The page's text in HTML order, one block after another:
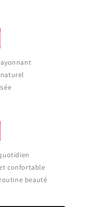
confortable
beauté